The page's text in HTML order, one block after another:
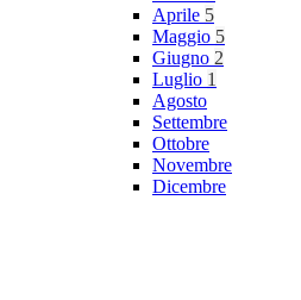
Aprile 5
Maggio 5
Giugno 2
Luglio 1
Agosto
Settembre
Ottobre
Novembre
Dicembre